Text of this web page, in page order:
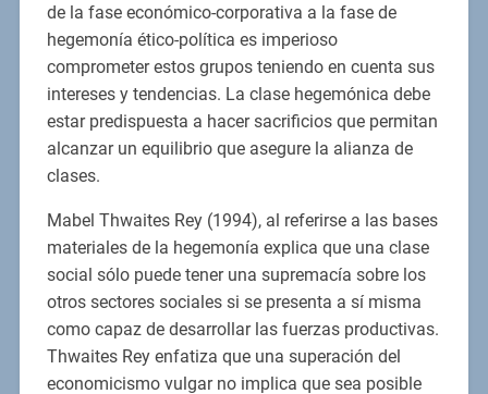
de la fase económico-corporativa a la fase de
hegemonía ético-política es imperioso
comprometer estos grupos teniendo en cuenta sus
intereses y tendencias. La clase hegemónica debe
estar predispuesta a hacer sacrificios que permitan
alcanzar un equilibrio que asegure la alianza de
clases.
Mabel Thwaites Rey (1994), al referirse a las bases
materiales de la hegemonía explica que una clase
social sólo puede tener una supremacía sobre los
otros sectores sociales si se presenta a sí misma
como capaz de desarrollar las fuerzas productivas.
Thwaites Rey enfatiza que una superación del
economicismo vulgar no implica que sea posible